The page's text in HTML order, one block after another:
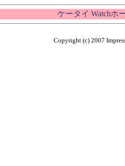
ケータイ Watchホ
Copyright (c) 2007